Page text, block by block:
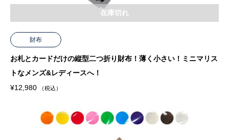
財布
お札とカードだけの縦型二つ折り財布！薄く小さい！ミニマリス
トなメンズ&レディースへ！
¥12,980 （税込）
在庫切れ